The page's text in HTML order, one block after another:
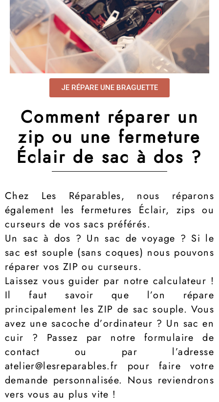
JE RÉPARE UNE BRAGUETTE
Comment réparer un
zip ou une fermeture
Éclair de sac à dos ?
Chez Les Réparables, nous réparons
également les fermetures Éclair, zips ou
curseurs de vos sacs préférés.
Un sac à dos ? Un sac de voyage ? Si le
sac est souple (sans coques) nous pouvons
réparer vos ZIP ou curseurs.
Laissez vous guider par notre calculateur !
Il faut savoir que l’on répare
principalement les ZIP de sac souple. Vous
avez une sacoche d’ordinateur ? Un sac en
cuir ? Passez par notre formulaire de
contact ou par l’adresse
atelier@lesreparables.fr pour faire votre
demande personnalisée. Nous reviendrons
vers vous au plus vite !